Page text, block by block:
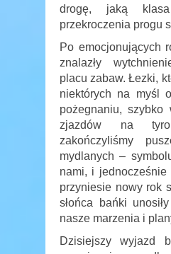
drogę, jaką
przekroczenia progu
Po emocjonujących
znalazły
placu zabaw. Łezki,
niektórych na myśl
pożegnaniu, szybko
zjazdów na
zakończyliśmy
mydlanych –
nami, i
przyniesie nowy rok
słońca bańki
nasze marzenia i
Dzisiejszy wyjazd